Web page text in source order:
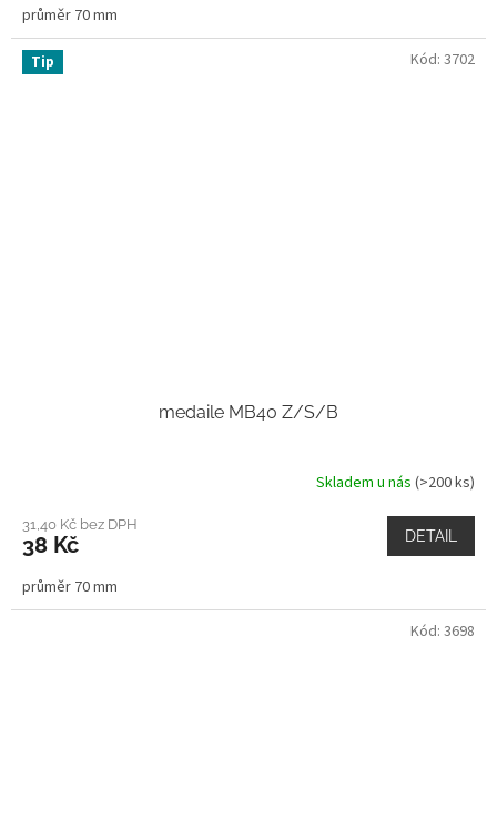
průměr 70 mm
Tip
medaile MB40 Z/S/B
Skladem u nás (>200 ks)
31,40 Kč bez DPH
38 Kč DETAIL
průměr 70 mm
Kód: 3702
Kód: 3698